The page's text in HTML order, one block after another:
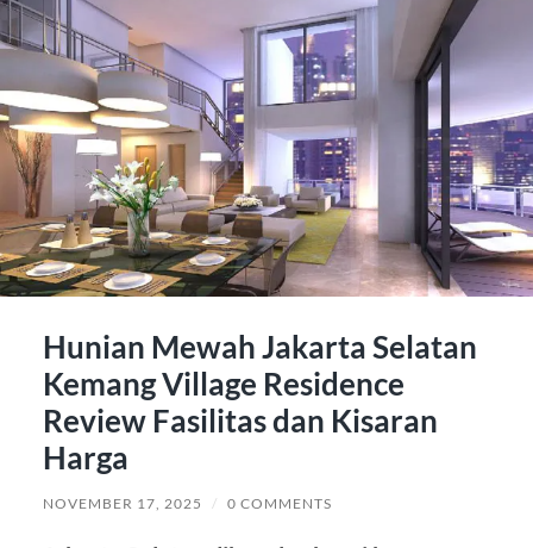
Hunian Mewah Jakarta Selatan
Kemang Village Residence
Review Fasilitas dan Kisaran
Harga
NOVEMBER 17, 2025 / 0 COMMENTS